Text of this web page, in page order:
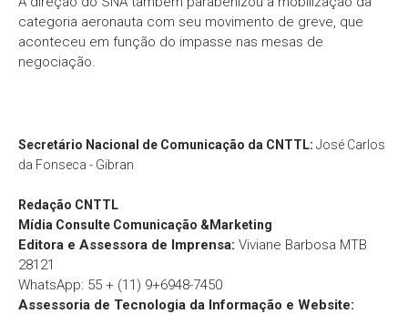
categoria aeronauta com seu movimento de greve, que
aconteceu em função do impasse nas mesas de
negociação.
Secretário Nacional de Comunicação da CNTTL: José Carlos
da Fonseca - Gibran
Redação CNTTL
Mídia Consulte Comunicação &Marketing
Editora e Assessora de Imprensa: Viviane Barbosa MTB
28121
WhatsApp: 55 + (11) 9+6948-7450
Assessoria de Tecnologia da Informação e Website: